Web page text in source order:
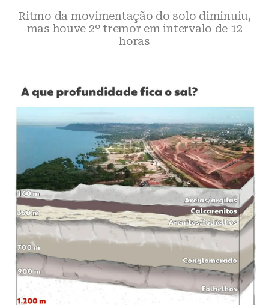
Ritmo da movimentação do solo diminuiu,
mas houve 2º tremor em intervalo de 12
horas